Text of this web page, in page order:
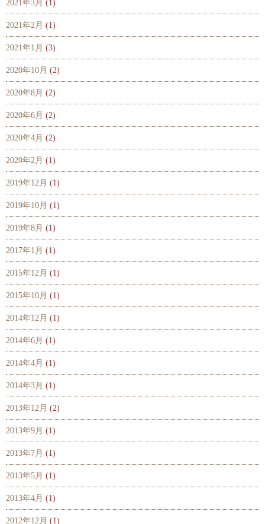
2021年3月 (1)
2021年2月 (1)
2021年1月 (3)
2020年10月 (2)
2020年8月 (2)
2020年6月 (2)
2020年4月 (2)
2020年2月 (1)
2019年12月 (1)
2019年10月 (1)
2019年8月 (1)
2017年1月 (1)
2015年12月 (1)
2015年10月 (1)
2014年12月 (1)
2014年6月 (1)
2014年4月 (1)
2014年3月 (1)
2013年12月 (2)
2013年9月 (1)
2013年7月 (1)
2013年5月 (1)
2013年4月 (1)
2012年12月 (1)